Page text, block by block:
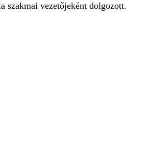
szakmai vezetőjeként dolgozott.